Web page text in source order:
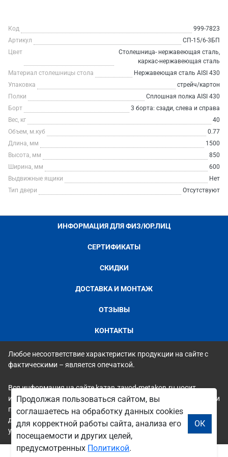
Код
999-7823
Артикул
СП-15/6-3БП
Цвет
Столешница- нержавеющая сталь,
каркас-нержавеющая сталь
Материал столешницы стола
Нержавеющая сталь AISI 430
Упаковка
стрейч/картон
Полки
Сплошная полка AISI 430
Борт
3 борта: сзади, слева и справа
Вес, кг
40
Объем, м.куб
0.77
Длина, мм
1500
Высота, мм
850
Ширина, мм
600
Выдвижные ящики
Нет
Тип двери
Отсутствуют
ИНФОРМАЦИЯ ДЛЯ ФИЗ/ЮР.ЛИЦ
СЕРТИФИКАТЫ
СКИДКИ
ДОСТАВКА И МОНТАЖ
ОТЗЫВЫ
КОНТАКТЫ
Любое несоответствие характеристик продукции на сайте с
фактическими – является опечаткой.
Вся информация на сайте kazan.zavod-metakon.ru носит
исключительно ознакомительный и справочный характер и ни
при каких условиях не является публичной офертой. Всю
дополнительную информацию можно узнать по телефонам
указанным на сайте.
Продолжая пользоваться сайтом, вы
соглашаетесь на обработку данных cookies
для корректной работы сайта, анализа его
посещаемости и других целей,
предусмотренных Политикой.
ОК